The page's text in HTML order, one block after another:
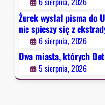
Żurek wysłał pisma do
nie spieszy się z
6 sierpnia, 2026
Dwa miasta, których
5 sierpnia, 2026